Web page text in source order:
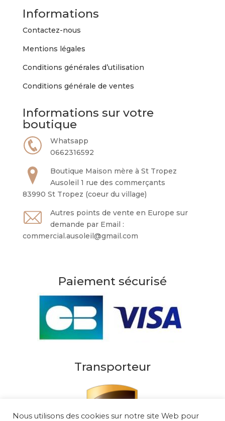
Informations
Contactez-nous
Mentions légales
Conditions générales d’utilisation
Conditions générale de ventes
Informations sur votre
boutique
Whatsapp
0662316592
Boutique Maison mère à St Tropez
Ausoleil 1 rue des commerçants
83990 St Tropez (coeur du village)
Autres points de vente en Europe sur
demande par Email :
commercial.ausoleil@gmail.com
Paiement sécurisé
Transporteur
Nous utilisons des cookies sur notre site Web pour